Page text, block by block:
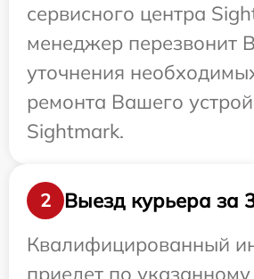
сервисного центра
менеджер перезвонит
уточнения
ремонта Вашего
Sightmark.
2
Выезд курьера за
Квалифицированный
приедет по